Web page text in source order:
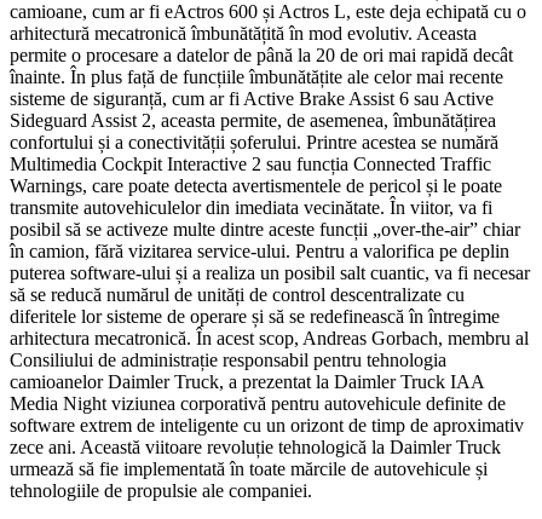
camioane, cum ar fi eActros 600 și Actros L, este deja echipată cu o
arhitectură mecatronică îmbunătățită în mod evolutiv. Aceasta
permite o procesare a datelor de până la 20 de ori mai rapidă decât
înainte. În plus față de funcțiile îmbunătățite ale celor mai recente
sisteme de siguranță, cum ar fi Active Brake Assist 6 sau Active
Sideguard Assist 2, aceasta permite, de asemenea, îmbunătățirea
confortului și a conectivității șoferului. Printre acestea se numără
Multimedia Cockpit Interactive 2 sau funcția Connected Traffic
Warnings, care poate detecta avertismentele de pericol și le poate
transmite autovehiculelor din imediata vecinătate. În viitor, va fi
posibil să se activeze multe dintre aceste funcții „over-the-air” chiar
în camion, fără vizitarea service-ului. Pentru a valorifica pe deplin
puterea software-ului și a realiza un posibil salt cuantic, va fi necesar
să se reducă numărul de unități de control descentralizate cu
diferitele lor sisteme de operare și să se redefinească în întregime
arhitectura mecatronică. În acest scop, Andreas Gorbach, membru al
Consiliului de administrație responsabil pentru tehnologia
camioanelor Daimler Truck, a prezentat la Daimler Truck IAA
Media Night viziunea corporativă pentru autovehicule definite de
software extrem de inteligente cu un orizont de timp de aproximativ
zece ani. Această viitoare revoluție tehnologică la Daimler Truck
urmează să fie implementată în toate mărcile de autovehicule și
tehnologiile de propulsie ale companiei.